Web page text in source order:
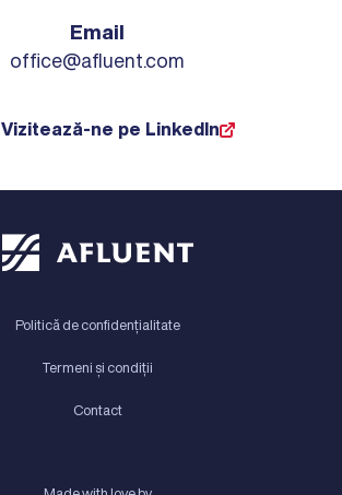
Email
office@afluent.com
Vizitează-ne pe LinkedIn
Politică de confidențialitate
Termeni și condiții
Contact